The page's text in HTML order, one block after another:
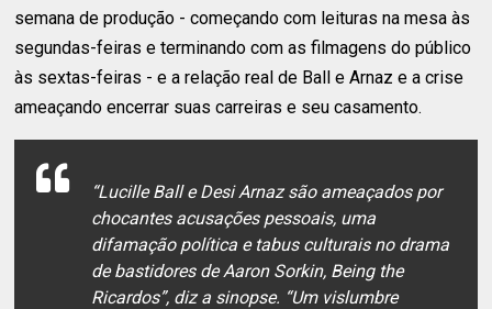
semana de produção - começando com leituras na mesa às
segundas-feiras e terminando com as filmagens do público
às sextas-feiras - e a relação real de Ball e Arnaz e a crise
ameaçando encerrar suas carreiras e seu casamento.
“Lucille Ball e Desi Arnaz são ameaçados por
chocantes acusações pessoais, uma
difamação política e tabus culturais no drama
de bastidores de Aaron Sorkin, Being the
Ricardos”, diz a sinopse. “Um vislumbre